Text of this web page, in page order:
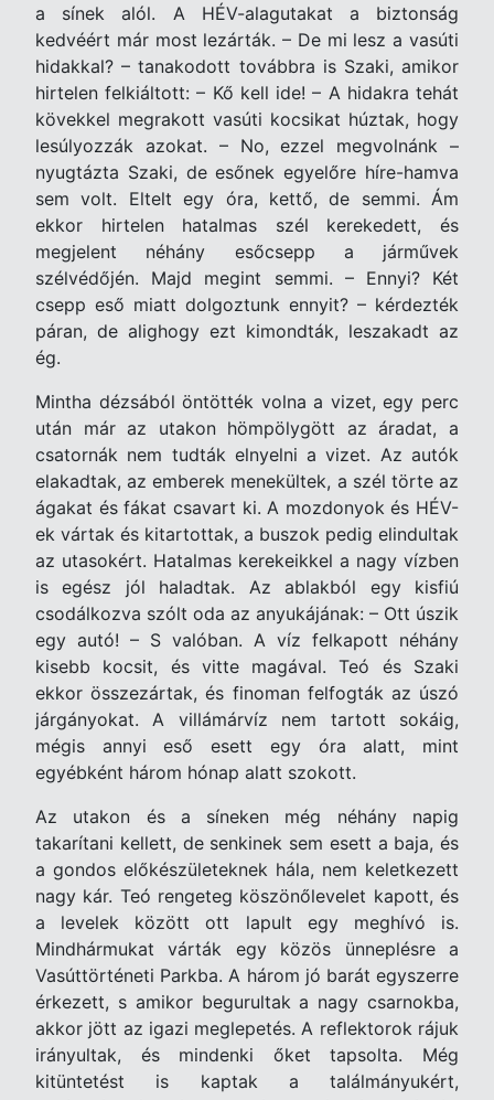
a sínek alól. A HÉV-alagutakat a biztonság
kedvéért már most lezárták. – De mi lesz a vasúti
hidakkal? – tanakodott továbbra is Szaki, amikor
hirtelen felkiáltott: – Kő kell ide! – A hidakra tehát
kövekkel megrakott vasúti kocsikat húztak, hogy
lesúlyozzák azokat. – No, ezzel megvolnánk –
nyugtázta Szaki, de esőnek egyelőre híre-hamva
sem volt. Eltelt egy óra, kettő, de semmi. Ám
ekkor hirtelen hatalmas szél kerekedett, és
megjelent néhány esőcsepp a járművek
szélvédőjén. Majd megint semmi. – Ennyi? Két
csepp eső miatt dolgoztunk ennyit? – kérdezték
páran, de alighogy ezt kimondták, leszakadt az
ég.
Mintha dézsából öntötték volna a vizet, egy perc
után már az utakon hömpölygött az áradat, a
csatornák nem tudták elnyelni a vizet. Az autók
elakadtak, az emberek menekültek, a szél törte az
ágakat és fákat csavart ki. A mozdonyok és HÉV-
ek vártak és kitartottak, a buszok pedig elindultak
az utasokért. Hatalmas kerekeikkel a nagy vízben
is egész jól haladtak. Az ablakból egy kisfiú
csodálkozva szólt oda az anyukájának: – Ott úszik
egy autó! – S valóban. A víz felkapott néhány
kisebb kocsit, és vitte magával. Teó és Szaki
ekkor összezártak, és finoman felfogták az úszó
járgányokat. A villámárvíz nem tartott sokáig,
mégis annyi eső esett egy óra alatt, mint
egyébként három hónap alatt szokott.
Az utakon és a síneken még néhány napig
takarítani kellett, de senkinek sem esett a baja, és
a gondos előkészületeknek hála, nem keletkezett
nagy kár. Teó rengeteg köszönőlevelet kapott, és
a levelek között ott lapult egy meghívó is.
Mindhármukat várták egy közös ünneplésre a
Vasúttörténeti Parkba. A három jó barát egyszerre
érkezett, s amikor begurultak a nagy csarnokba,
akkor jött az igazi meglepetés. A reflektorok rájuk
irányultak, és mindenki őket tapsolta. Még
kitüntetést is kaptak a találmányukért,